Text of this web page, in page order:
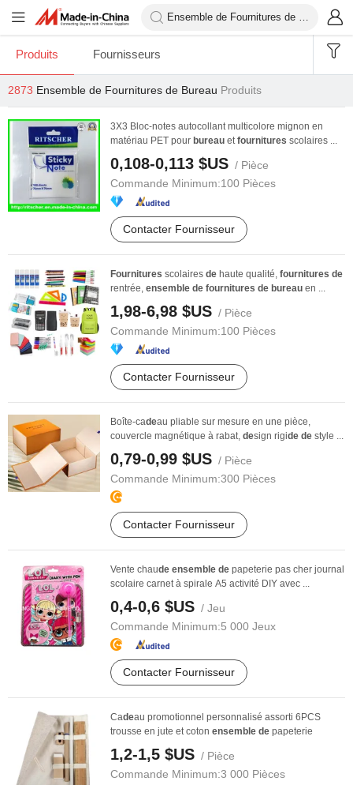
Produits Fournisseurs
2873 Ensemble de Fournitures de Bureau Produits
3X3 Bloc-notes autocollant multicolore mignon en
matériau PET pour bureau etfournitures scolaires ...
0,108-0,113 $US / Pièce
Commande Minimum:100 Pièces
Contacter Fournisseur
Fournitures scolaires de haute qualité, fournitures de
rentrée, ensemble de fournitures de bureau en ...
1,98-6,98 $US / Pièce
Commande Minimum:100 Pièces
Contacter Fournisseur
Boîte-cadeau pliable sur mesure en une pièce,
couvercle magnétique à rabat, design rigide de style ...
0,79-0,99 $US / Pièce
Commande Minimum:300 Pièces
Contacter Fournisseur
Vente chaude ensemble de papeterie pas cher journal
scolaire carnet à spirale A5 activité DIY avec ...
0,4-0,6 $US / Jeu
Commande Minimum:5 000 Jeux
Contacter Fournisseur
Cadeau promotionnel personnalisé assorti 6PCS
trousse en jute et coton ensemble de papeterie
1,2-1,5 $US / Pièce
Commande Minimum:3 000 Pièces